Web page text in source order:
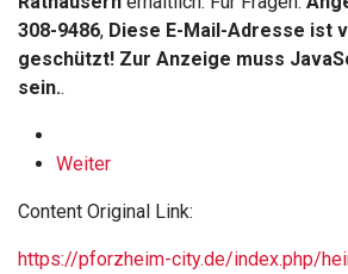
308-9486, Diese E-Mail-Adresse ist
geschützt! Zur Anzeige muss
sein..
Weiter
Content Original Link:
https://pforzheim-city.de/index.php/